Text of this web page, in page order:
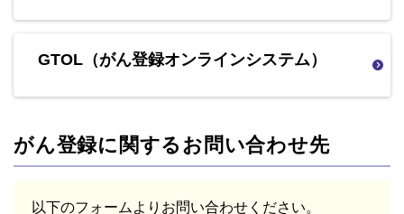
GTOL（がん登録オンラインシステム）
がん登録に関するお問い合わせ先
以下のフォームよりお問い合わせください。